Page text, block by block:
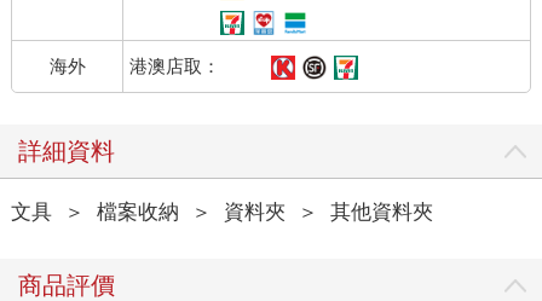
海外 港澳店取：
詳細資料
文具 ＞ 檔案收納 ＞ 資料夾 ＞ 其他資料夾
商品評價